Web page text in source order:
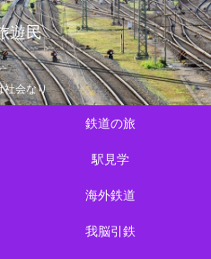
遊民
社会なり
鉄道の旅
駅見学
海外鉄道
我脳引鉄